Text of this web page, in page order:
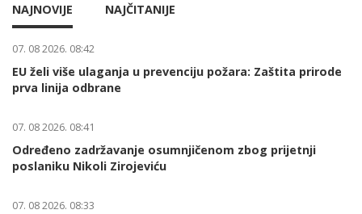
NAJNOVIJE NAJČITANIJE
07. 08 2026. 08:42
EU želi više ulaganja u prevenciju požara: Zaštita prirode
prva linija odbrane
07. 08 2026. 08:41
Određeno zadržavanje osumnjičenom zbog prijetnji
poslaniku Nikoli Zirojeviću
07. 08 2026. 08:33